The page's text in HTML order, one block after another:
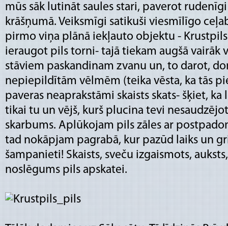
mūs sāk lutināt saules stari, paverot
krāšņumā. Veiksmīgi satikuši viesmīlīgo
pirmo viņa plānā iekļauto objektu -
ieraugot pils torni- tajā tiekam augšā vairāk
stāviem paskandinam zvanu un, to darot,
nepiepildītām vēlmēm (teika vēsta, ka tās
paveras neaprakstāmi skaists skats- šķiet,
tikai tu un vējš, kurš plucina tevi
skarbums. Aplūkojam pils zāles ar
tad nokāpjam pagrabā, kur pazūd laiks un
šampanieti! Skaists, sveču izgaismots,
noslēgums pils apskatei.